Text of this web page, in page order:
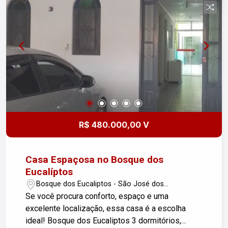
R$ 480.000,00 V
Casa Espaçosa no Bosque dos
Eucalíptos
Bosque dos Eucaliptos - São José dos
Campos/SP
Se você procura conforto, espaço e uma
excelente localização, essa casa é a escolha
ideal! Bosque dos Eucaliptos 3 dormitórios,